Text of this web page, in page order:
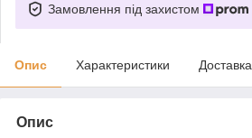
Замовлення під захистом
Опис Характеристики Доставка
Опис